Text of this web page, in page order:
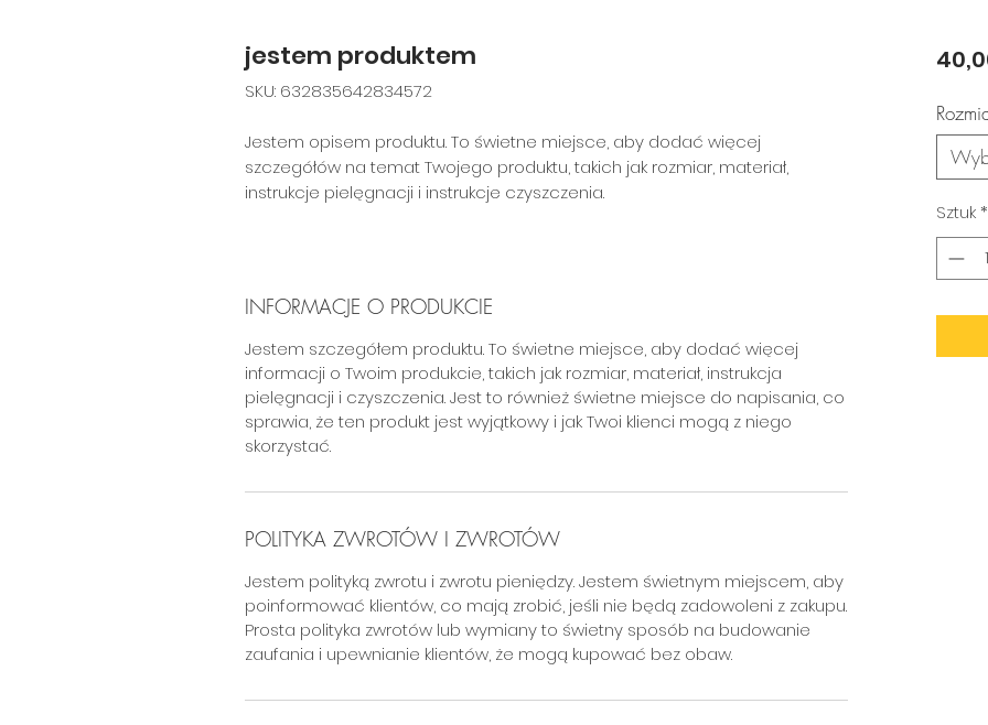
jestem produktem
SKU: 632835642834572
Jestem opisem produktu. To świetne miejsce, aby dodać więcej
szczegółów na temat Twojego produktu, takich jak rozmiar, materiał,
instrukcje pielęgnacji i instrukcje czyszczenia.
INFORMACJE O PRODUKCIE
Jestem szczegółem produktu. To świetne miejsce, aby dodać więcej
informacji o Twoim produkcie, takich jak rozmiar, materiał, instrukcja
pielęgnacji i czyszczenia. Jest to również świetne miejsce do napisania, co
sprawia, że ten produkt jest wyjątkowy i jak Twoi klienci mogą z niego
skorzystać.
POLITYKA ZWROTÓW I ZWROTÓW
Jestem polityką zwrotu i zwrotu pieniędzy. Jestem świetnym miejscem, aby
poinformować klientów, co mają zrobić, jeśli nie będą zadowoleni z zakupu.
Prosta polityka zwrotów lub wymiany to świetny sposób na budowanie
zaufania i upewnianie klientów, że mogą kupować bez obaw.
Sztuk *